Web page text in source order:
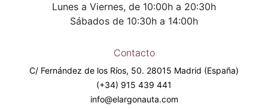
Lunes a Viernes, de 10:00h a 20:30h
Sábados de 10:30h a 14:00h
Contacto
C/ Fernández de los Ríos, 50. 28015 Madrid (España)
(+34) 915 439 441
info@elargonauta.com